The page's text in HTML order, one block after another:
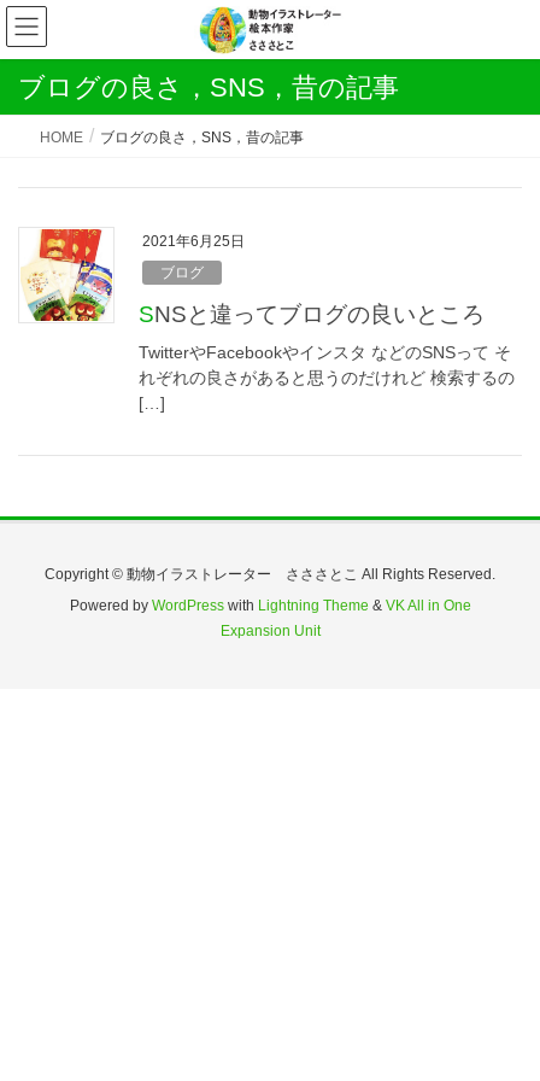
ブログの良さ，SNS，昔の記事
HOME ブログの良さ，SNS，昔の記事
2021年6月25日
ブログ
SNSと違ってブログの良いところ
TwitterやFacebookやインスタ などのSNSって そ
れぞれの良さがあると思うのだけれど 検索するの
[…]
Copyright © 動物イラストレーター さささとこ All Rights Reserved.
Powered by WordPresswith Lightning Theme & VK All in One
Expansion Unit